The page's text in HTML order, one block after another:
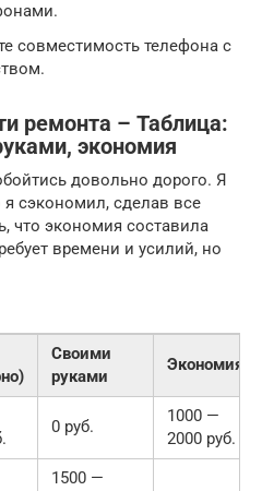
совместимость телефона с
ремонта – Таблица:
экономия
довольно дорого. Я
сэкономил, сделав все
что экономия составила
времени и усилий, но
Своими
руками
Экономия
0 руб.
1000 —
2000 руб.
1500 —